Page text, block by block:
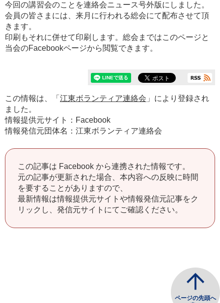
今回の講習会のことを連絡会ニュース号外版にしました。
会員の皆さまには、来月に行われる総会にて配布させて頂
きます。
印刷もそれに併せて印刷します。総会まではこのページと
当会のFacebookページから閲覧できます。
この情報は、「 江東ボランティア連絡会 」により登録され
ました。
情報提供元サイト：Facebook
情報発信元団体名：江東ボランティア連絡会
この記事は Facebook から連携された情報です。
元の記事が更新された場合、本内容への反映に時間
を要することがありますので、
最新情報は情報提供元サイトや情報発信元記事をク
リックし、発信元サイトにてご確認ください。
ページの先頭へ